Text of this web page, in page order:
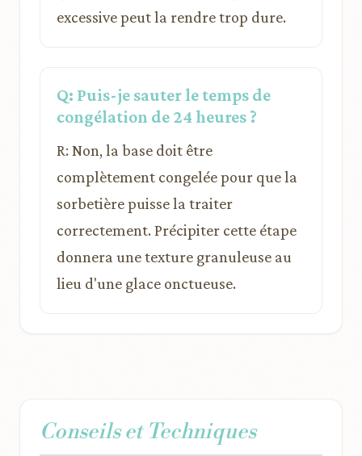
excessive peut la rendre trop dure.
Q: Puis-je sauter le temps de
congélation de 24 heures ?
R: Non, la base doit être
complètement congelée pour que la
sorbetière puisse la traiter
correctement. Précipiter cette étape
donnera une texture granuleuse au
lieu d'une glace onctueuse.
Conseils et Techniques